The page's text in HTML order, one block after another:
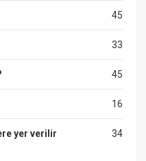
45
33
45
16
34
yer verilir